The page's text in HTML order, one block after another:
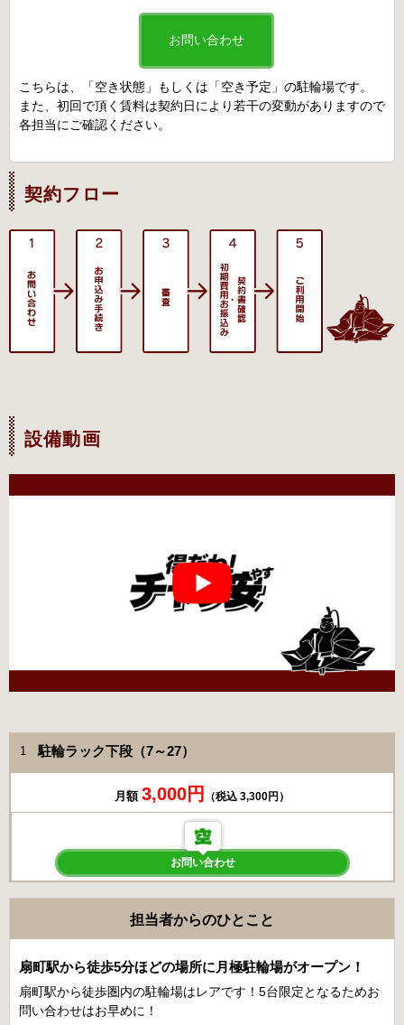
お問い合わせ
こちらは、「空き状態」もしくは「空き予定」の駐輪場です。
また、初回で頂く賃料は契約日により若干の変動がありますので
各担当にご確認ください。
契約フロー
設備動画
1 駐輪ラック下段（7～27）
月額 3,000円 （税込 3,300円）
お問い合わせ
担当者からのひとこと
扇町駅から徒歩5分ほどの場所に月極駐輪場がオープン！
扇町駅から徒歩圏内の駐輪場はレアです！5台限定となるためお
問い合わせはお早めに！